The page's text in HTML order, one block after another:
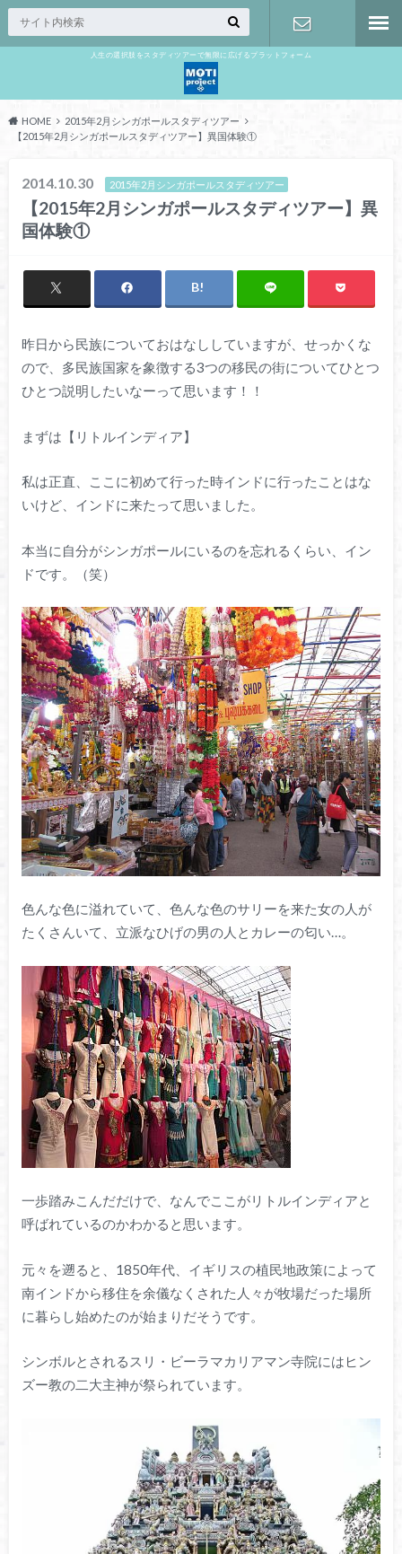
人生の選択肢をスタディツアーで無限に広げるプラットフォーム
HOME
2015年2月シンガポールスタディツアー
【2015年2月シンガポールスタディツアー】異国体験①
2014.10.30 2015年2月シンガポールスタディツアー
【2015年2月シンガポールスタディツアー】異
国体験①
昨日から民族についておはなししていますが、せっかくな
ので、多民族国家を象徴する3つの移民の街についてひとつ
ひとつ説明したいなーって思います！！
まずは【リトルインディア】
私は正直、ここに初めて行った時インドに行ったことはな
いけど、インドに来たって思いました。
本当に自分がシンガポールにいるのを忘れるくらい、イン
ドです。（笑）
色んな色に溢れていて、色んな色のサリーを来た女の人が
たくさんいて、立派なひげの男の人とカレーの匂い…。
一歩踏みこんだだけで、なんでここがリトルインディアと
呼ばれているのかわかると思います。
元々を遡ると、1850年代、イギリスの植民地政策によって
南インドから移住を余儀なくされた人々が牧場だった場所
に暮らし始めたのが始まりだそうです。
シンボルとされるスリ・ビーラマカリアマン寺院にはヒン
ズー教の二大主神が祭られています。